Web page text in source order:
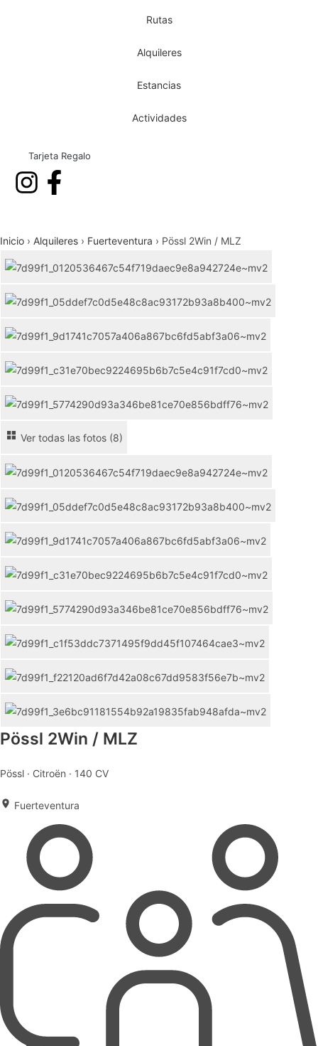
Rutas
Alquileres
Estancias
Actividades
Tarjeta Regalo
Inicio › Alquileres › Fuerteventura › Pössl 2Win / MLZ
Ver todas las fotos (8)
Pössl 2Win / MLZ
Pössl · Citroën · 140 CV
Fuerteventura